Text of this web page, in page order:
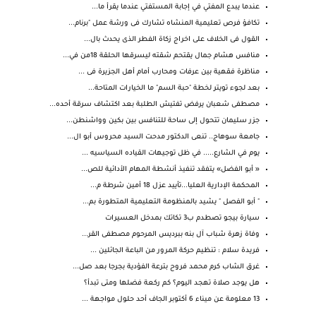
عندما يبدع المفتي في إجابة المستفتي عندما يقرأ ما...
تكافؤ فرص تعليمية المنشاه تشارك فى ورشة عمل "برنام...
القول فى الخلاف على اخراج زكاة الفطر الذى يحدث بال...
منافس هشام جمال يقتحم شقته ليسرقها الحلقة 18من في...
مناظرة فقهية بين عرفات ومحارب أمام أهل الجزيرة فى ...
بعد لجوء تويتر لخطة "حبة السم" ما الخيارات المتاحة...
مصطفى شعبان يرفض تفتيش الطلبة بعد اكتشاف سرقة أحده...
جزر سليمان تتحول إلى ساحة للتنافس بين بكين وواشنطن...
جامعة سوهاج.. تنعى الدكتور مدحت السيد محروس أبو ال...
يوم في الشارع..... في ظل توجيهات القياده السياسيه ...
« أبو الفضل» يتفقد تنفيذ أنشطة المهام الأدائية للص...
المحكمة الإدارية العليا...تأييد عزل 18 أمين شرطة م...
" أبو الفصل " يشيد بالمنظومة التعليمية المتطورة بم...
سيارة بيجو تصطدم ب3 تكاتك بمدخل العسيرات
وفاة زهرة شباب آل بنه ببرديس المرحوم مصطفى القر...
فريدة سلام : تنظيم حركة المرور من الباعة الجائلين ...
غرق الشاب كرم محمد فروح بترعة الفؤدية بجرجا بعد صل...
هل يوجد صلاة تهجد اليوم؟ كم ركعة فضلها ومتى تبدأ؟
13 معلومة عن ميناء 6 أكتوبر الجاف أحد حلول مواجهة ...